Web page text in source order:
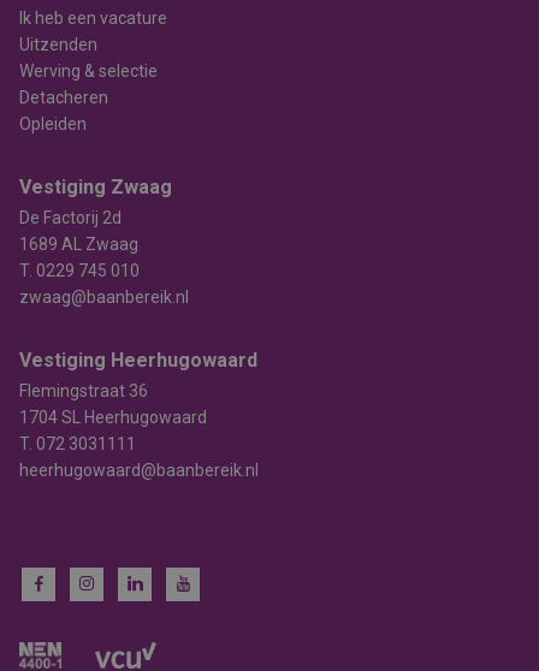
Ik heb een vacature
Uitzenden
Werving & selectie
Detacheren
Opleiden
Vestiging Zwaag
De Factorij 2d
1689 AL Zwaag
T. 0229 745 010
zwaag@baanbereik.nl
Vestiging Heerhugowaard
Flemingstraat 36
1704 SL Heerhugowaard
T. 072 3031111
heerhugowaard@baanbereik.nl